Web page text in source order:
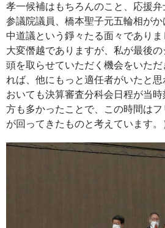
孝一候補はもちろんのこと、応援
参議院議員、橋本聖子元五輪相が
中道議という錚々たる面々でありま
大変僭越でありますが、私が最後
頭を取らせていただく機会をいた
れば、他にもっと適任者がいたと
おいても決算審査分科会日程が当
方も多かったことで、この時間は
が回ってきたものと考えています。